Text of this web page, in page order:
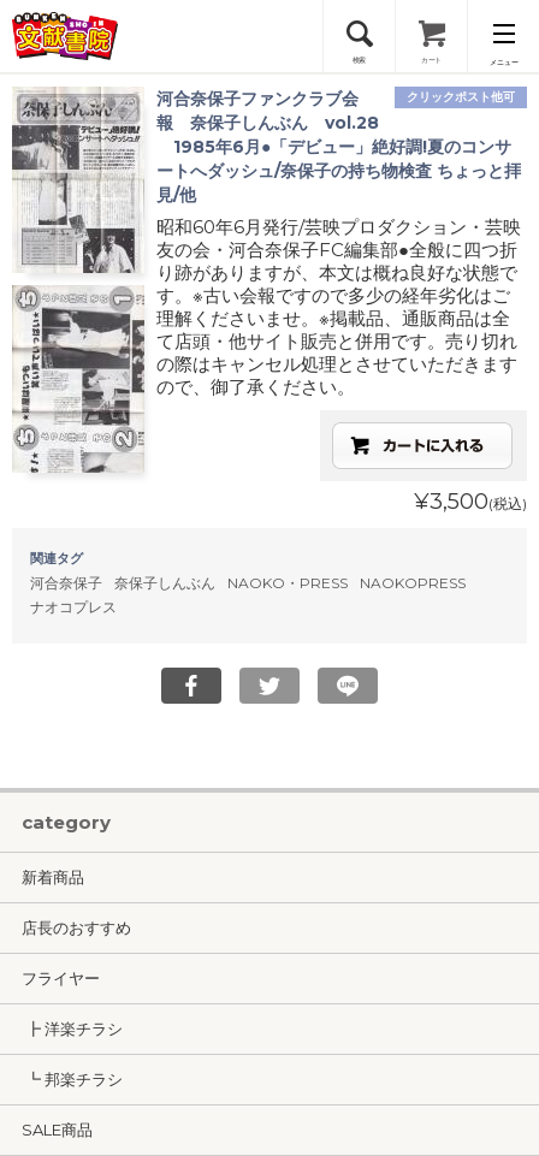
検索 カート メニュー
会員登録
ログイン
クリックポスト他可
河合奈保子ファンクラブ会
報 奈保子しんぶん vol.28
1985年6月●「デビュー」絶好調!夏のコンサ
ートへダッシュ/奈保子の持ち物検査 ちょっと拝
見/他
昭和60年6月発行/芸映プロダクション・芸映
友の会・河合奈保子FC編集部●全般に四つ折
り跡がありますが、本文は概ね良好な状態で
す。※古い会報ですので多少の経年劣化はご
理解くださいませ。※掲載品、通販商品は全
て店頭・他サイト販売と併用です。売り切れ
の際はキャンセル処理とさせていただきます
ので、御了承ください。
¥3,500(税込)
関連タグ
河合奈保子 奈保子しんぶん NAOKO・PRESS
NAOKOPRESS
ナオコプレス
category
新着商品
店長のおすすめ
フライヤー
┣ 洋楽チラシ
┗ 邦楽チラシ
SALE商品